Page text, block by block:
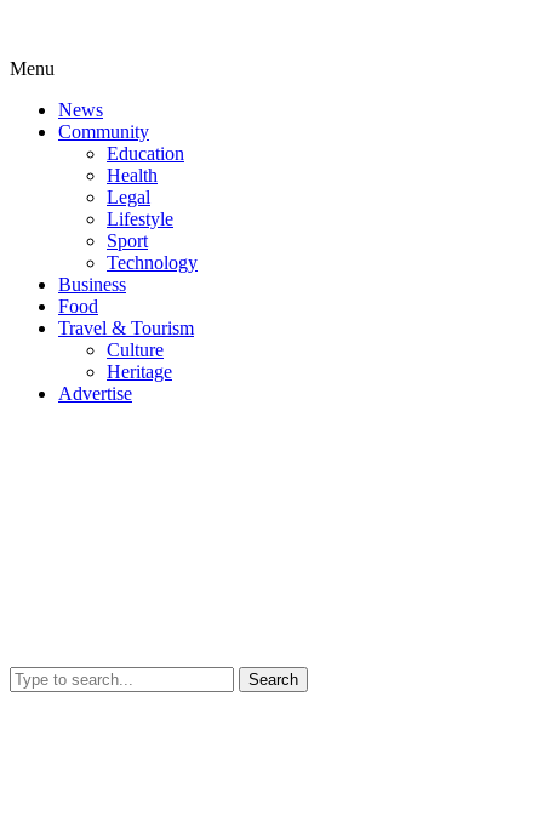
Menu
News
Community
Education
Health
Legal
Lifestyle
Sport
Technology
Business
Food
Travel & Tourism
Culture
Heritage
Advertise
Search